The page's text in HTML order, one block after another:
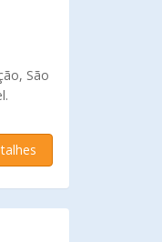
São
ampla.
bem